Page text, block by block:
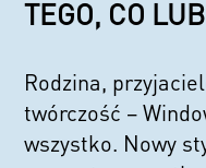
TEGO, CO
Rodzina,
twórczość –
wszystko. Nowy